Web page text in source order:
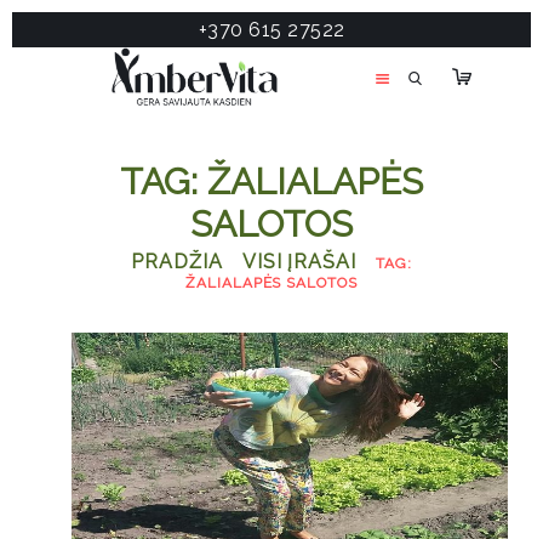
+370 615 27522
TAG: ŽALIALAPĖS
SALOTOS
PRADŽIA VISI ĮRAŠAI
TAG:
ŽALIALAPĖS SALOTOS
PASLAUGOS
PRODUKTAI
APIE MANE
KONTAKTAI